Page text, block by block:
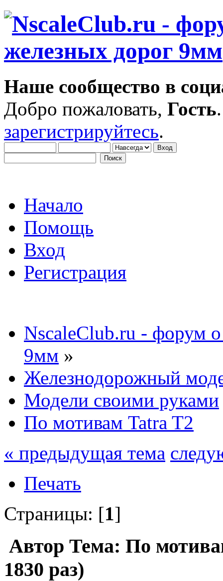
Наше сообщество в
Добро пожаловать, Гость
зарегистрируйтесь.
Начало
Помощь
Вход
Регистрация
NscaleClub.ru - форум
9мм »
Железнодорожный
Модели своими руками
По мотивам Tatra T2
« предыдущая тема
Печать
Страницы: [1]
Автор Тема: По
1830 раз)